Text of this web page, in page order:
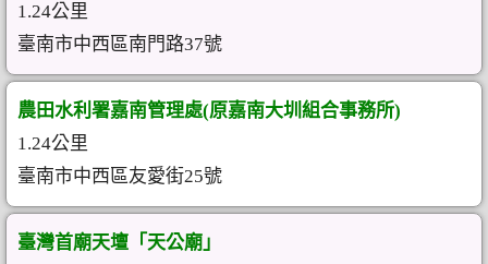
1.24公里
臺南市中西區南門路37號
農田水利署嘉南管理處(原嘉南大圳組合事務所)
1.24公里
臺南市中西區友愛街25號
臺灣首廟天壇「天公廟」